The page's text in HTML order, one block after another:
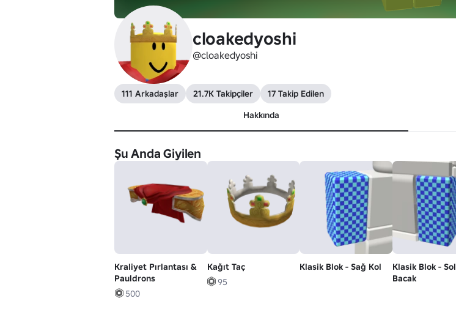
cloakedyoshi
@cloakedyoshi
111 Arkadaşlar 21.7K Takipçiler
17 Takip Edilen
Hakkında
Şu Anda Giyilen
Kraliyet Pırlantası &
Pauldrons
500
Kağıt Taç
95
Klasik Blok - Sağ Kol
Klasik Blok - Sol
Bacak